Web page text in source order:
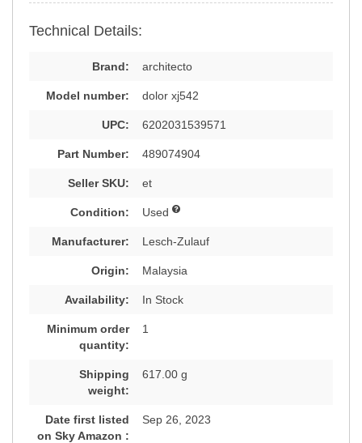
Technical Details:
Brand: architecto
Model number: dolor xj542
UPC: 6202031539571
Part Number: 489074904
Seller SKU: et
Condition: Used
Manufacturer: Lesch-Zulauf
Origin: Malaysia
Availability: In Stock
Minimum order
quantity:
1
Shipping
weight:
617.00 g
Date first listed
on Sky Amazon :
Sep 26, 2023